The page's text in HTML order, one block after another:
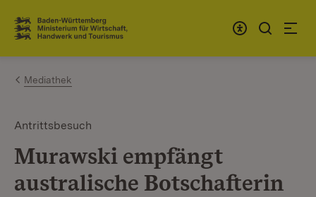
Zum Inhalt springen
Link zur Startseite
Mediathek
Antrittsbesuch
Murawski empfängt
australische Botschafterin